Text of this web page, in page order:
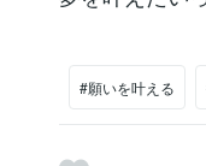
#願いを叶える